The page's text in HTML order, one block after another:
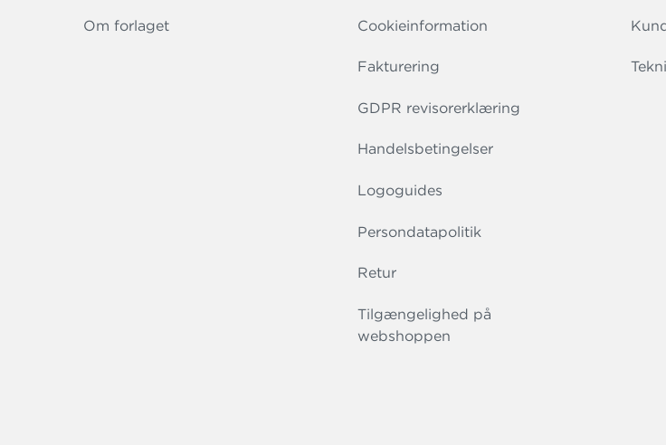
Om forlaget Cookieinformation
Fakturering
GDPR revisorerklæring
Handelsbetingelser
Logoguides
Persondatapolitik
Retur
Tilgængelighed på
webshoppen